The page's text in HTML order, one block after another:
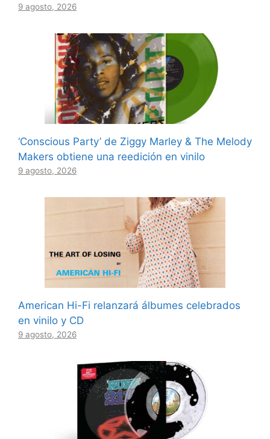
9 agosto, 2026
‘Conscious Party’ de Ziggy Marley & The Melody
Makers obtiene una reedición en vinilo
9 agosto, 2026
American Hi-Fi relanzará álbumes celebrados
en vinilo y CD
9 agosto, 2026